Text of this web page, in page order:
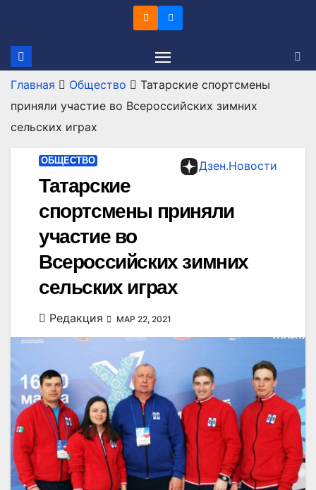
содержимому
Главная Общество
Татарские спортсмены
приняли участие во Всероссийских зимних
сельских играх
Дзен.Новости
ОБЩЕСТВО
Татарские
спортсмены приняли
участие во
Всероссийских зимних
сельских играх
Редакция МАР 22, 2021